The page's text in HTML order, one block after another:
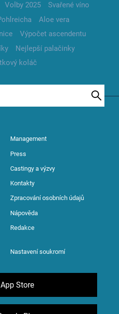
Volby 2025
Svařené víno
Aloe vera
Výpočet ascendentu
Nejlepší palačinky
koláč
Management
Press
Castingy a výzvy
Kontakty
Zpracování osobních údajů
Nápověda
Redakce
Nastavení soukromí
App Store